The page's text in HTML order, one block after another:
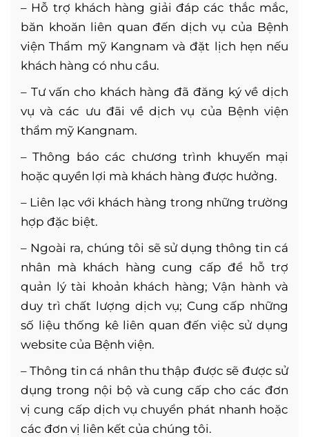
– Hỗ trợ khách hàng giải đáp các thắc mắc,
băn khoăn liên quan đến dịch vụ của Bệnh
viện Thẩm mỹ Kangnam và đặt lịch hẹn nếu
khách hàng có nhu cầu.
– Tư vấn cho khách hàng đã đăng ký về dịch
vụ và các ưu đãi về dịch vụ của Bệnh viện
thẩm mỹ Kangnam.
– Thông báo các chương trình khuyến mại
hoặc quyền lợi mà khách hàng được hưởng.
– Liên lạc với khách hàng trong những trường
hợp đặc biệt.
– Ngoài ra, chúng tôi sẽ sử dụng thông tin cá
nhân mà khách hàng cung cấp để hỗ trợ
quản lý tài khoản khách hàng; Vận hành và
duy trì chất lượng dịch vụ; Cung cấp những
số liệu thống kê liên quan đến việc sử dụng
website của Bệnh viện.
– Thông tin cá nhân thu thập được sẽ được sử
dụng trong nội bộ và cung cấp cho các đơn
vị cung cấp dịch vụ chuyển phát nhanh hoặc
các đơn vị liên kết của chúng tôi.